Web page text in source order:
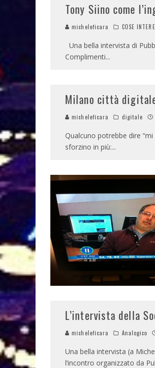
Tony Siino come
micheleficara COSE
Una bella intervista di
Complimenti...
Milano città
micheleficara digitale
Qualcuno potrebbe dire
sforzino in più:...
L’intervista della
micheleficara Analogico
Una bella intervista (a
l’incontro organizzato da